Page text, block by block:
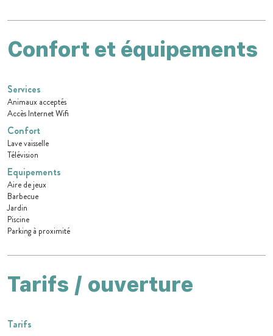
Confort et équipements
Services
Animaux acceptés
Accès Internet Wifi
Confort
Lave vaisselle
Télévision
Equipements
Aire de jeux
Barbecue
Jardin
Piscine
Parking à proximité
Tarifs / ouverture
Tarifs